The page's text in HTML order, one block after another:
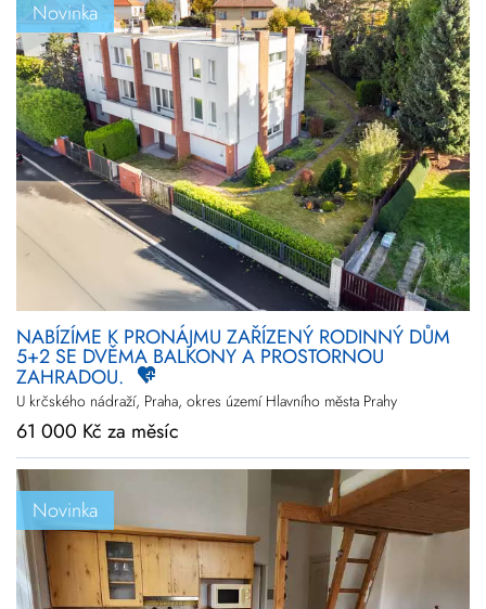
Novinka
NABÍZÍME K PRONÁJMU ZAŘÍZENÝ RODINNÝ DŮM
5+2 SE DVĚMA BALKONY A PROSTORNOU
ZAHRADOU.
U krčského nádraží, Praha, okres území Hlavního města Prahy
61 000 Kč za měsíc
Novinka